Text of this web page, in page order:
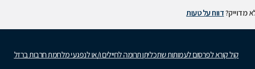
מדוייק?דווח על טעות
קול קורא לפרסום לעמותות שתכליתן תרומה לחיילים ו/או לנפגעי מלחמת חרבות ברזל